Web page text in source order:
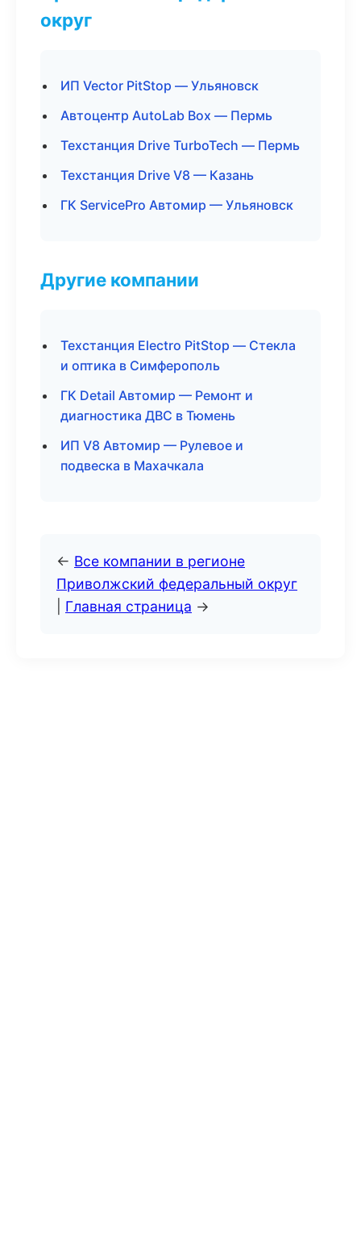
округ
ИП Vector PitStop — Ульяновск
Автоцентр AutoLab Box — Пермь
Техстанция Drive TurboTech — Пермь
Техстанция Drive V8 — Казань
ГК ServicePro Автомир — Ульяновск
Другие компании
Техстанция Electro PitStop — Стекла
и оптика в Симферополь
ГК Detail Автомир — Ремонт и
диагностика ДВС в Тюмень
ИП V8 Автомир — Рулевое и
подвеска в Махачкала
← Все компании в регионе
Приволжский федеральный округ
Главная страница →